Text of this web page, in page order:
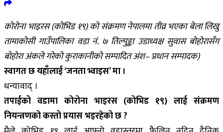
कोरोना भाइरस (कोभिड १९) को संक्रमण नेपालमा तीव्र भएका बेला लिखु
तामाकोसी गाउँपालिका वडा नं. ७ तिल्पुङ्का उडाध्यक्ष सुवास बोहोरासँग
बोहोरा अंकले गरेको कुराकानीको सम्पादित अंश– प्रधान सम्पादक)
स्वागत छ यहाँलाई ‘जनता भ्वाइस’ मा ।
धन्यावाद् ।
तपाईको वडामा कोरोना भाइरस (कोभिड १९) लाई संक्रमण
नियन्त्रणको कस्तो प्रयास भइरहेको छ ?